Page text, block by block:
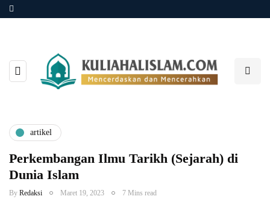
artikel
Perkembangan Ilmu Tarikh (Sejarah) di
Dunia Islam
By Redaksi Maret 19, 2023 7 Mins read